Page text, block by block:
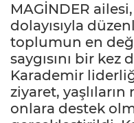
MAGİNDER
dolayısıyla
toplumun en
saygısını bir kez
Karademir
ziyaret,
onlara destek